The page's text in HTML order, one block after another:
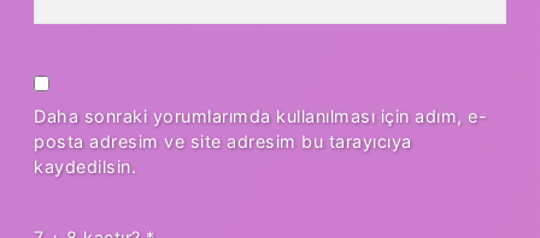
Daha sonraki yorumlarımda kullanılması için adım, e-
posta adresim ve site adresim bu tarayıcıya
kaydedilsin.